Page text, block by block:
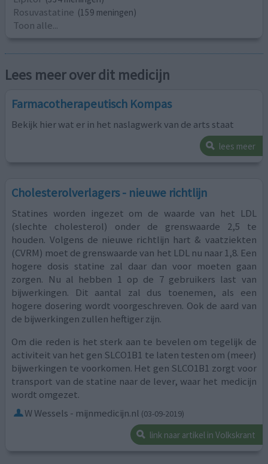
Rosuvastatine (159 meningen)
Toon alle...
Lees meer over dit medicijn
Farmacotherapeutisch Kompas
Bekijk hier wat er in het naslagwerk van de arts staat
lees meer
Cholesterolverlagers - nieuwe richtlijn
Statines worden ingezet om de waarde van het LDL
(slechte cholesterol) onder de grenswaarde 2,5 te
houden. Volgens de nieuwe richtlijn hart & vaatziekten
(CVRM) moet de grenswaarde van het LDL nu naar 1,8. Een
hogere dosis statine zal daar dan voor moeten gaan
zorgen. Nu al hebben 1 op de 7 gebruikers last van
bijwerkingen. Dit aantal zal dus toenemen, als een
hogere dosering wordt voorgeschreven. Ook de aard van
de bijwerkingen zullen heftiger zijn.
Om die reden is het sterk aan te bevelen om tegelijk de
activiteit van het gen SLCO1B1 te laten testen om (meer)
bijwerkingen te voorkomen. Het gen SLCO1B1 zorgt voor
transport van de statine naar de lever, waar het medicijn
wordt omgezet.
W Wessels - mijnmedicijn.nl (03-09-2019)
link naar artikel in Volkskrant